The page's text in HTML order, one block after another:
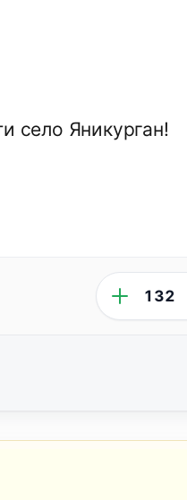
село Яникурган!
132